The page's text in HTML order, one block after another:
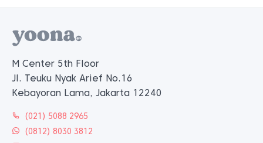
M Center 5th Floor
Jl. Teuku Nyak Arief No.16
Kebayoran Lama, Jakarta 12240
(021) 5088 2965
(0812) 8030 3812